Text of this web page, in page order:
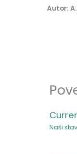
Autor:
Naši